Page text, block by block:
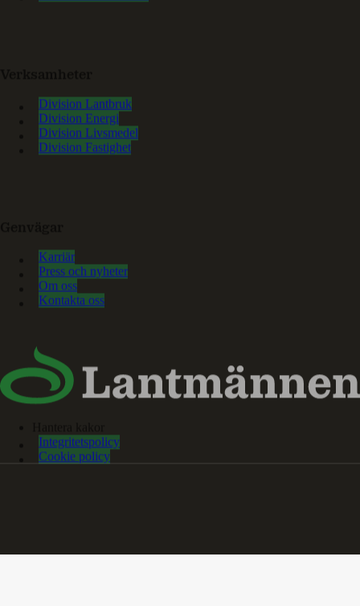
Division Lantbruk
Division Energi
Division Livsmedel
Division Fastighet
Karriär
Press och nyheter
Om oss
Kontakta oss
Integritetspolicy
Cookie policy